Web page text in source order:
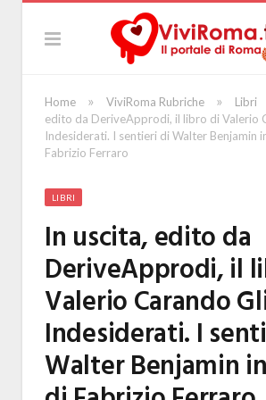
Home » ViviRoma Rubriche » Libri
edito da DeriveApprodi, il libro di Valerio
Indesiderati. I sentieri di Walter Benjamin
Fabrizio Ferraro
LIBRI
In uscita, edito da
DeriveApprodi, il
Valerio Carando
Indesiderati. I
Walter Benjamin